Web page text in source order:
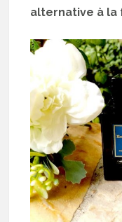
alternative à la